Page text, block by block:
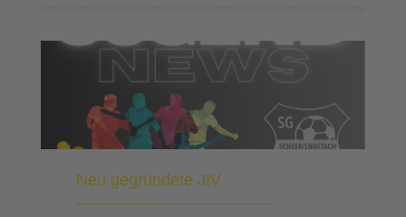
Neu gegründete JIV